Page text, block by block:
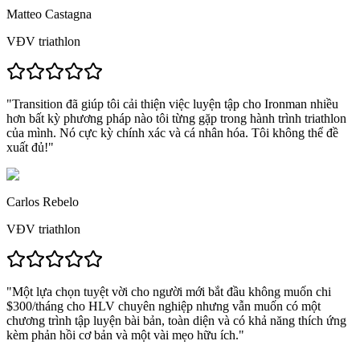
Matteo Castagna
VĐV triathlon
"Transition đã giúp tôi cải thiện việc luyện tập cho Ironman nhiều
hơn bất kỳ phương pháp nào tôi từng gặp trong hành trình triathlon
của mình. Nó cực kỳ chính xác và cá nhân hóa. Tôi không thể đề
xuất đủ!"
Carlos Rebelo
VĐV triathlon
"Một lựa chọn tuyệt vời cho người mới bắt đầu không muốn chi
$300/tháng cho HLV chuyên nghiệp nhưng vẫn muốn có một
chương trình tập luyện bài bản, toàn diện và có khả năng thích ứng
kèm phản hồi cơ bản và một vài mẹo hữu ích."